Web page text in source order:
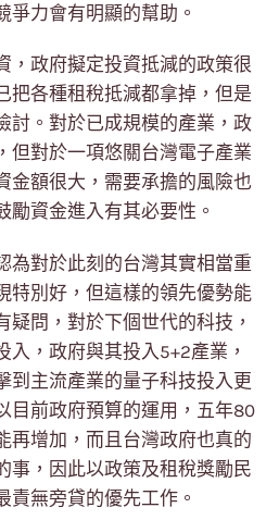
爭力會有明顯的幫助。
，政府擬定投資抵減的政策很
把各種租稅抵減都拿掉，但是
討。對於已成規模的產業，政
但對於一項悠關台灣電子產業
金額很大，需要承擔的風險也
勵資金進入有其必要性。
為對於此刻的台灣其實相當重
特別好，但這樣的領先優勢能
疑問，對於下個世代的科技，
入，政府與其投入5+2產業，
到主流產業的量子科技投入更
目前政府預算的運用，五年80
再增加，而且台灣政府也真的
事，因此以政策及租稅獎勵民
責無旁貸的優先工作。